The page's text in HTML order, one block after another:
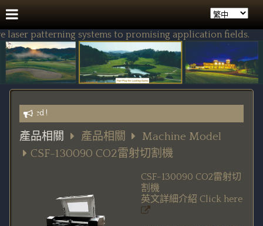
patterning systems to promising application fields.
Wanted !
產品相關 產品相關
Machine Model
CSF-130090 CO2雷射切割機
CSF-130090 CO2雷射切
割機
英文詳細介紹 Click here